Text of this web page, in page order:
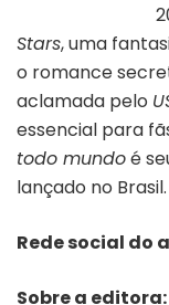
Stars, uma
o romance
aclamada pelo
essencial para
todo mundoé
lançado no Brasil.
Rede social do
Sobre a editora: